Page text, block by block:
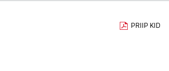
PRIIP KID